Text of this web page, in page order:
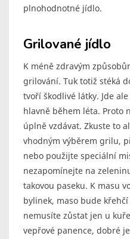
plnohodnotné jídlo.
Grilované jídlo
K méně zdravým
grilování. Tuk totiž stéká
tvoří škodlivé látky. Jde
hlavně během léta. Proto
úplně vzdávat. Zkuste to
vhodným výběrem grilu,
nebo použijte speciální
nezapomínejte na
takovou paseku. K masu
bylinek, maso bude
nemusíte zůstat jen u
vepřové panence, dobré